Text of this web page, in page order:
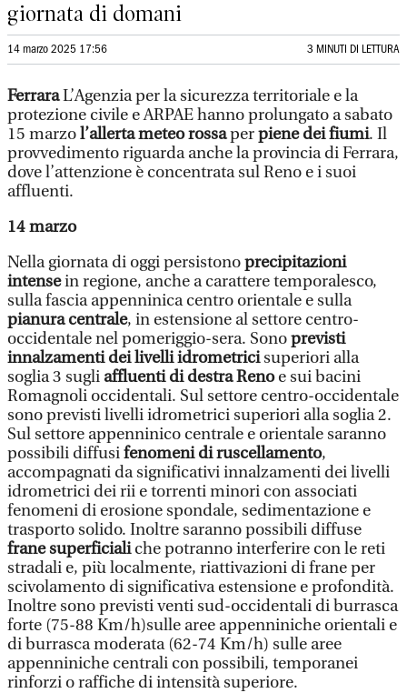
giornata di domani
14 marzo 2025 17:56 3 MINUTI DI LETTURA
FerraraL’Agenzia per la sicurezza territoriale e la
protezione civile e ARPAE hanno prolungato a sabato
15 marzol’allerta meteo rossaperpiene dei fiumi. Il
provvedimento riguarda anche la provincia di Ferrara,
dove l’attenzione è concentrata sul Reno e i suoi
affluenti.
14 marzo
Nella giornata di oggi persistonoprecipitazioni
intensein regione, anche a carattere temporalesco,
sulla fascia appenninica centro orientale e sulla
pianura centrale, in estensione al settore centro-
occidentale nel pomeriggio-sera. Sonoprevisti
innalzamenti dei livelli idrometricisuperiori alla
soglia 3 sugli affluenti di destra Renoe sui bacini
Romagnoli occidentali. Sul settore centro-occidentale
sono previsti livelli idrometrici superiori alla soglia 2.
Sul settore appenninico centrale e orientale saranno
possibili diffusifenomeni di ruscellamento,
accompagnati da significativi innalzamenti dei livelli
idrometrici dei rii e torrenti minori con associati
fenomeni di erosione spondale, sedimentazione e
trasporto solido. Inoltre saranno possibili diffuse
frane superficialiche potranno interferire con le reti
stradali e, più localmente, riattivazioni di frane per
scivolamento di significativa estensione e profondità.
Inoltre sono previsti venti sud-occidentali di burrasca
forte (75-88 Km/h)sulle aree appenniniche orientali e
di burrasca moderata (62-74 Km/h) sulle aree
appenniniche centrali con possibili, temporanei
rinforzi o raffiche di intensità superiore.